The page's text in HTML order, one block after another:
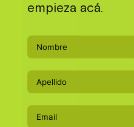
empieza acá.